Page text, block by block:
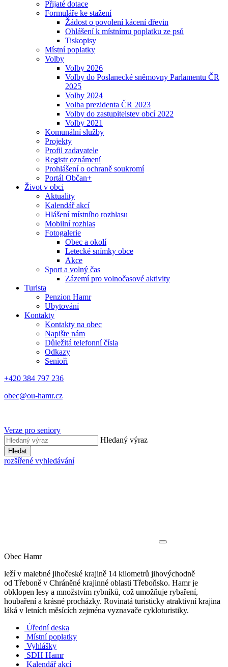
Přijaté dotace
Formuláře ke stažení
Žádost o povolení kácení dřevin
Ohlášení k místnímu poplatku ze psů
Tiskopisy
Místní poplatky
Volby
Volby 2026
Volby do Poslanecké sněmovny Parlamentu ČR
2025
Volby 2024
Volba prezidenta ČR 2023
Volby do zastupitelstev obcí 2022
Volby 2021
Komunální služby
Projekty
Profil zadavatele
Registr oznámení
Prohlášení o ochraně soukromí
Portál Občan+
Život v obci
Aktuality
Kalendář akcí
Hlášení místního rozhlasu
Mobilní rozhlas
Fotogalerie
Obec a okolí
Letecké snímky obce
Akce
Sport a volný čas
Zázemí pro volnočasové aktivity
Turista
Penzion Hamr
Ubytování
Kontakty
Kontakty na obec
Napište nám
Důležitá telefonní čísla
Odkazy
Senioři
+420 384 797 236
obec@ou-hamr.cz
Verze pro seniory
Hledaný výraz
Hledat
rozšířené vyhledávání
Obec Hamr
leží v malebné jihočeské krajině 14 kilometrů jihovýchodně
od Třeboně v Chráněné krajinné oblasti Třeboňsko. Hamr je
obklopen lesy a množstvím rybníků, což umožňuje rybaření,
houbaření a krásné procházky. Rovinatá turisticky atraktivní krajina
láká v letních měsících zejména vyznavače cykloturistiky.
Úřední deska
Místní poplatky
Vyhlášky
SDH Hamr
Kalendář akcí